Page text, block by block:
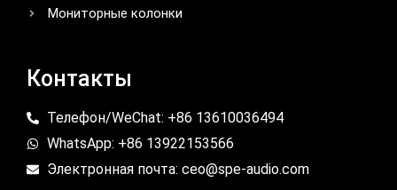
Мониторные колонки
Контакты
Телефон/WeChat: +86 13610036494
WhatsApp: +86 13922153566
Электронная почта: ceo@spe-audio.com